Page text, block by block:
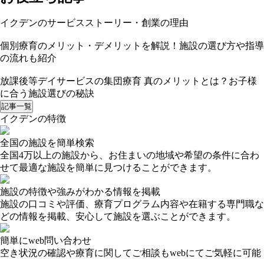
イクデンのサービスストーリー・創業の理由
個別療育のメリット・デメリットを解説！施設の選び方や指導
の流れも紹介
放課後等デイサービスの集団療育 真のメリットとは？お子様
に合う施設選びの秘訣
記事一覧
イクデンの特徴
全国の施設を簡単検索
全国4万以上の施設から、お住まいの地域や希望の条件に合わ
せて最適な施設を簡単に見つけることができます。
施設の特徴や強みがわかる情報を掲載
施設の口コミや評価、療育プログラム内容や在籍する専門職な
どの情報を掲載、安心して施設を選ぶことができます。
簡単にweb問い合わせ
空き状況の確認や療育に関してご相談もwebにてご気軽に可能